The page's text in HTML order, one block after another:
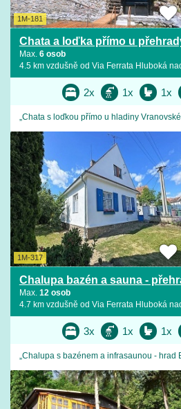
1M-181
Chata a loďka přímo u
Max. 6 osob
4.5 km vzdušně od Via Ferrata Hluboká
2x 1x 1x
„Chata s loďkou přímo u hladiny
1M-317
Chalupa bazén a sauna -
Max. 12 osob
4.7 km vzdušně od Via Ferrata Hluboká
3x 1x 1x
„Chalupa s bazénem a infrasaunou - hrad